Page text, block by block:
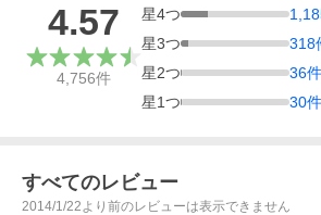
4.57
4,756件
星4つ
星3つ 318
星2つ 36件
星1つ 30件
すべてのレビュー
2014/1/22より前のレビューは表示できません